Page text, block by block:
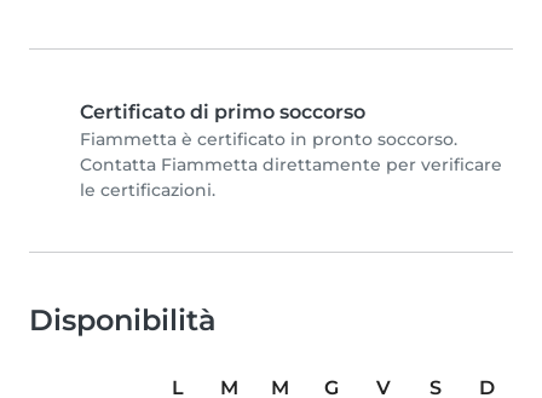
Certificato di primo soccorso
Fiammetta è certificato in pronto soccorso.
Contatta Fiammetta direttamente per verificare
le certificazioni.
Disponibilità
L M M G V S
D